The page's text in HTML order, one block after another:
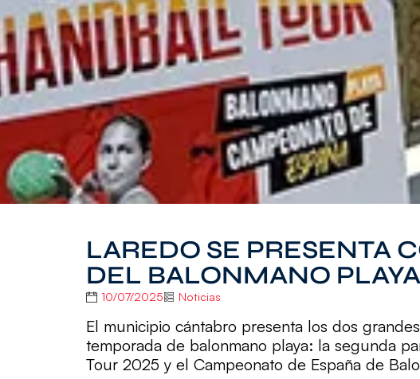
LAREDO SE PRESENTA
DEL BALONMANO
10/07/2025 Noticias
El municipio cántabro presenta los dos
temporada de balonmano playa: la segunda
Tour 2025 y el Campeonato de España de